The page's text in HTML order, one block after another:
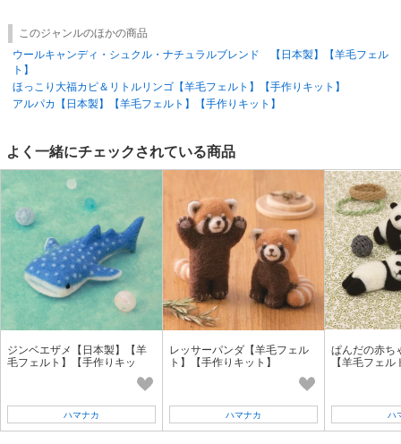
このジャンルのほかの商品
ウールキャンディ・シュクル・ナチュラルブレンド 【日本製】【羊毛フェル
ト】
ほっこり大福カピ＆リトルリンゴ【羊毛フェルト】【手作りキット】
アルパカ【日本製】【羊毛フェルト】【手作りキット】
よく一緒にチェックされている商品
ジンベエザメ【日本製】【羊
毛フェルト】【手作りキッ
ハマナカ
レッサーパンダ【羊毛フェル
ト】【手作りキット】
ハマナカ
ぱんだの赤ち
【羊毛フェ
ハ